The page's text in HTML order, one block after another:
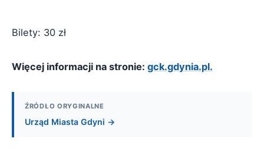
Bilety: 30 zł
Więcej informacji na stronie: gck.gdynia.pl.
ŹRÓDŁO ORYGINALNE
Urząd Miasta Gdyni →